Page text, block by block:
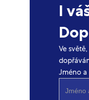
I
Ve
Jméno